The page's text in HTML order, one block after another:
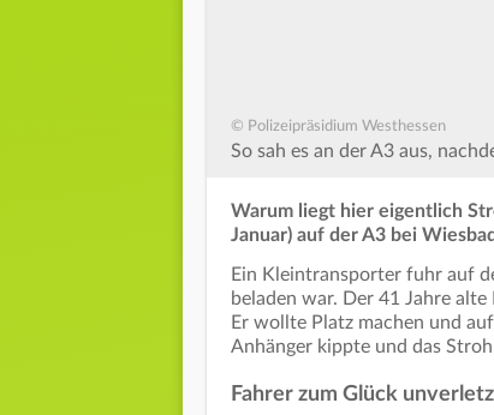
© Polizeipräsidium Westhessen
So sah es an der A3 aus,
Warum liegt hier eigentlich
Januar) auf der A3 bei
Ein Kleintransporter fuhr auf
beladen war. Der 41 Jahre
Er wollte Platz machen und
Anhänger kippte und das
Fahrer zum Glück